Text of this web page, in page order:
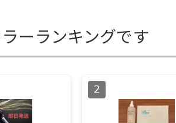
ーランキングです